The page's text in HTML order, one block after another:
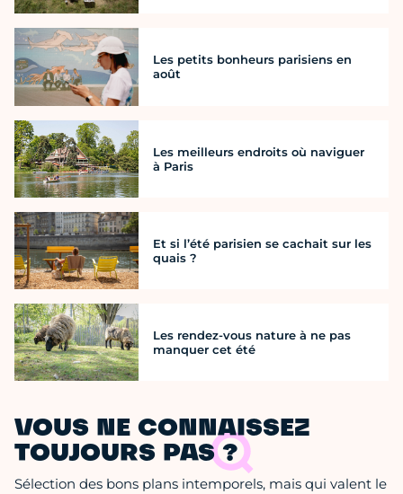
Les petits bonheurs parisiens en
août
Les meilleurs endroits où naviguer
à Paris
Et si l’été parisien se cachait sur les
quais ?
Les rendez-vous nature à ne pas
manquer cet été
VOUS NE CONNAISSEZ
TOUJOURS PAS ?
Sélection des bons plans intemporels, mais qui valent le